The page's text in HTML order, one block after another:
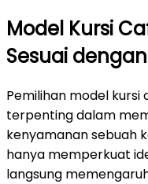
Model Kursi
Sesuai
Pemilihan model kursi
terpenting dalam
kenyamanan sebuah
hanya memperkuat
langsung